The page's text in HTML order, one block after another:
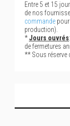
Entre 5 et 15
de nos
commande
production).
*Jours ouvrés
de fermetures
** Sous réserve